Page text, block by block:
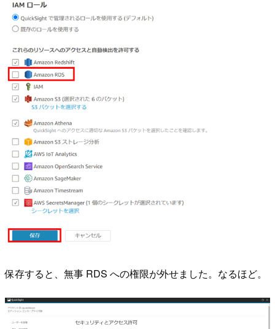
保存すると、無事 RDS への権限が外せました。なるほど。